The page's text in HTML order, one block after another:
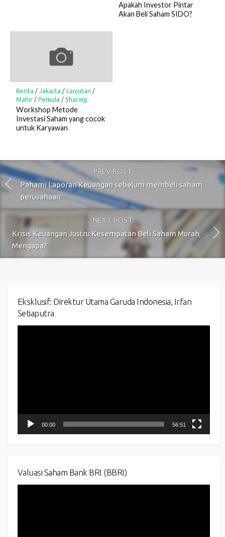
Apakah Investor Pintar
Akan Beli Saham SIDO?
Berita / Jakarta / Lanjutan /
Mahir/ Pemula / Sharing
Workshop Metode
Investasi Saham yang cocok
untuk Karyawan
PREV POST
Pahami Laporan Keuangan sebelum membeli saham
perusahaan
NEXT POST
Krisis Keuangan Justru Kesempatan Beli Saham Murah,
Mengapa?
Eksklusif: Direktur Utama Garuda Indonesia, Irfan
Setiaputra
00:00 56:51
Valuasi Saham Bank BRI (BBRI)